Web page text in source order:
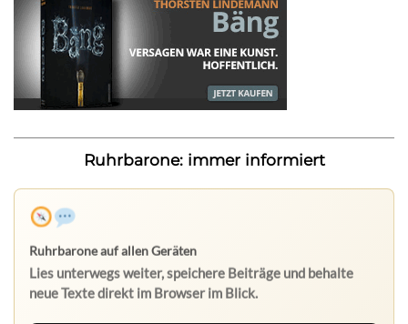
Ruhrbarone: immer informiert